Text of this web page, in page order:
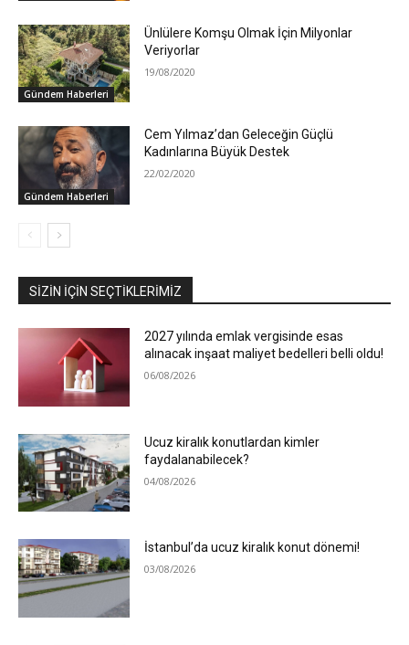
Gündem Haberleri
Ünlülere Komşu Olmak İçin Milyonlar
Veriyorlar
19/08/2020
Gündem Haberleri
Cem Yılmaz’dan Geleceğin Güçlü
Kadınlarına Büyük Destek
22/02/2020
SIZIN İÇIN SEÇTIKLERIMIZ
2027 yılında emlak vergisinde esas
alınacak inşaat maliyet bedelleri belli oldu!
06/08/2026
Ucuz kiralık konutlardan kimler
faydalanabilecek?
04/08/2026
İstanbul’da ucuz kiralık konut dönemi!
03/08/2026